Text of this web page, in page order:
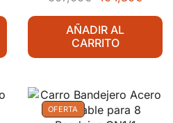
AÑADIR AL
CARRITO
OFERTA